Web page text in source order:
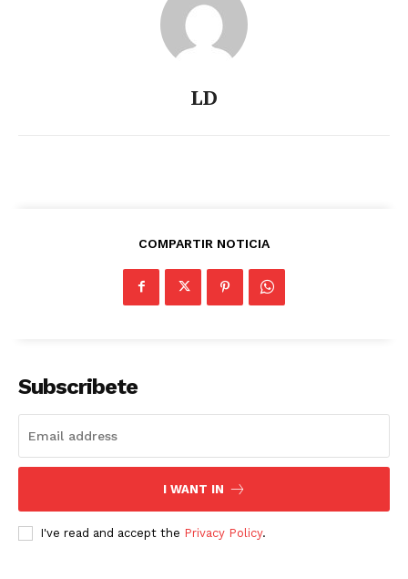
Periodico el Sol de Yucatán
LD
COMPARTIR NOTICIA
Subscribete
I WANT IN
I've read and accept the Privacy Policy.